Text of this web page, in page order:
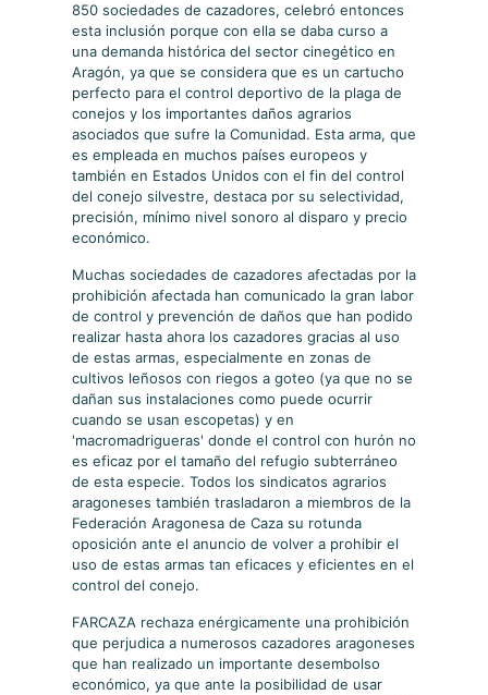
850 sociedades de cazadores, celebró entonces
esta inclusión porque con ella se daba curso a
una demanda histórica del sector cinegético en
Aragón, ya que se considera que es un cartucho
perfecto para el control deportivo de la plaga de
conejos y los importantes daños agrarios
asociados que sufre la Comunidad. Esta arma, que
es empleada en muchos países europeos y
también en Estados Unidos con el fin del control
del conejo silvestre, destaca por su selectividad,
precisión, mínimo nivel sonoro al disparo y precio
económico.
Muchas sociedades de cazadores afectadas por la
prohibición afectada han comunicado la gran labor
de control y prevención de daños que han podido
realizar hasta ahora los cazadores gracias al uso
de estas armas, especialmente en zonas de
cultivos leñosos con riegos a goteo (ya que no se
dañan sus instalaciones como puede ocurrir
cuando se usan escopetas) y en
'macromadrigueras' donde el control con hurón no
es eficaz por el tamaño del refugio subterráneo
de esta especie. Todos los sindicatos agrarios
aragoneses también trasladaron a miembros de la
Federación Aragonesa de Caza su rotunda
oposición ante el anuncio de volver a prohibir el
uso de estas armas tan eficaces y eficientes en el
control del conejo.
FARCAZA rechaza enérgicamente una prohibición
que perjudica a numerosos cazadores aragoneses
que han realizado un importante desembolso
económico, ya que ante la posibilidad de usar